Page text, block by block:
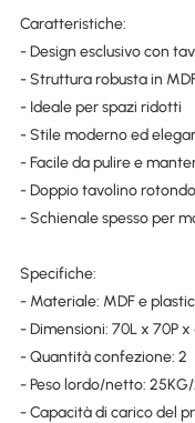
Caratteristiche:
- Design esclusivo con
- Struttura robusta in
- Ideale per spazi ridotti
- Stile moderno ed
- Facile da pulire e
- Doppio tavolino
- Schienale spesso per
Specifiche:
- Materiale: MDF e
- Dimensioni: 70L x 70P
- Quantità confezione: 2
- Peso lordo/netto: 25KG/
- Capacità di carico del